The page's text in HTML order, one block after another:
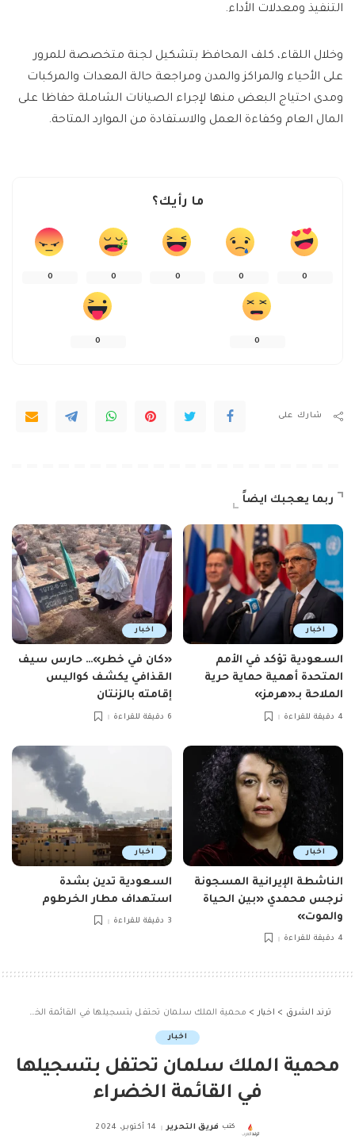
التنفيذ ومعدلات الأداء.
وخلال اللقاء، كلف المحافظ بتشكيل لجنة متخصصة للمرور
على الأحياء والمراكز والمدن ومراجعة حالة المعدات والمركبات
ومدى احتياج البعض منها لإجراء الصيانات الشاملة حفاظا على
المال العام وكفاءة العمل والاستفادة من الموارد المتاحة.
ما رأيك؟
0
0
0
0
0
0
0
شارك على
ربما يعجبك ايضاً
اخبار
السعودية تؤكد في الأمم
المتحدة أهمية حماية حرية
الملاحة بـ«هرمز»
4 دقيقة للقراءة
اخبار
«كان في خطر»… حارس سيف
القذافي يكشف كواليس
إقامته بالزنتان
6 دقيقة للقراءة
اخبار
الناشطة الإيرانية المسجونة
نرجس محمدي «بين الحياة
والموت»
4 دقيقة للقراءة
اخبار
السعودية تدين بشدة
استهداف مطار الخرطوم
3 دقيقة للقراءة
ترند الشرق > اخبار > محمية الملك سلمان تحتفل بتسجيلها في القائمة الخضراء
اخبار
محمية الملك سلمان تحتفل بتسجيلها
في القائمة الخضراء
Posted
كتب فريق التحرير 14 أكتوبر، 2024